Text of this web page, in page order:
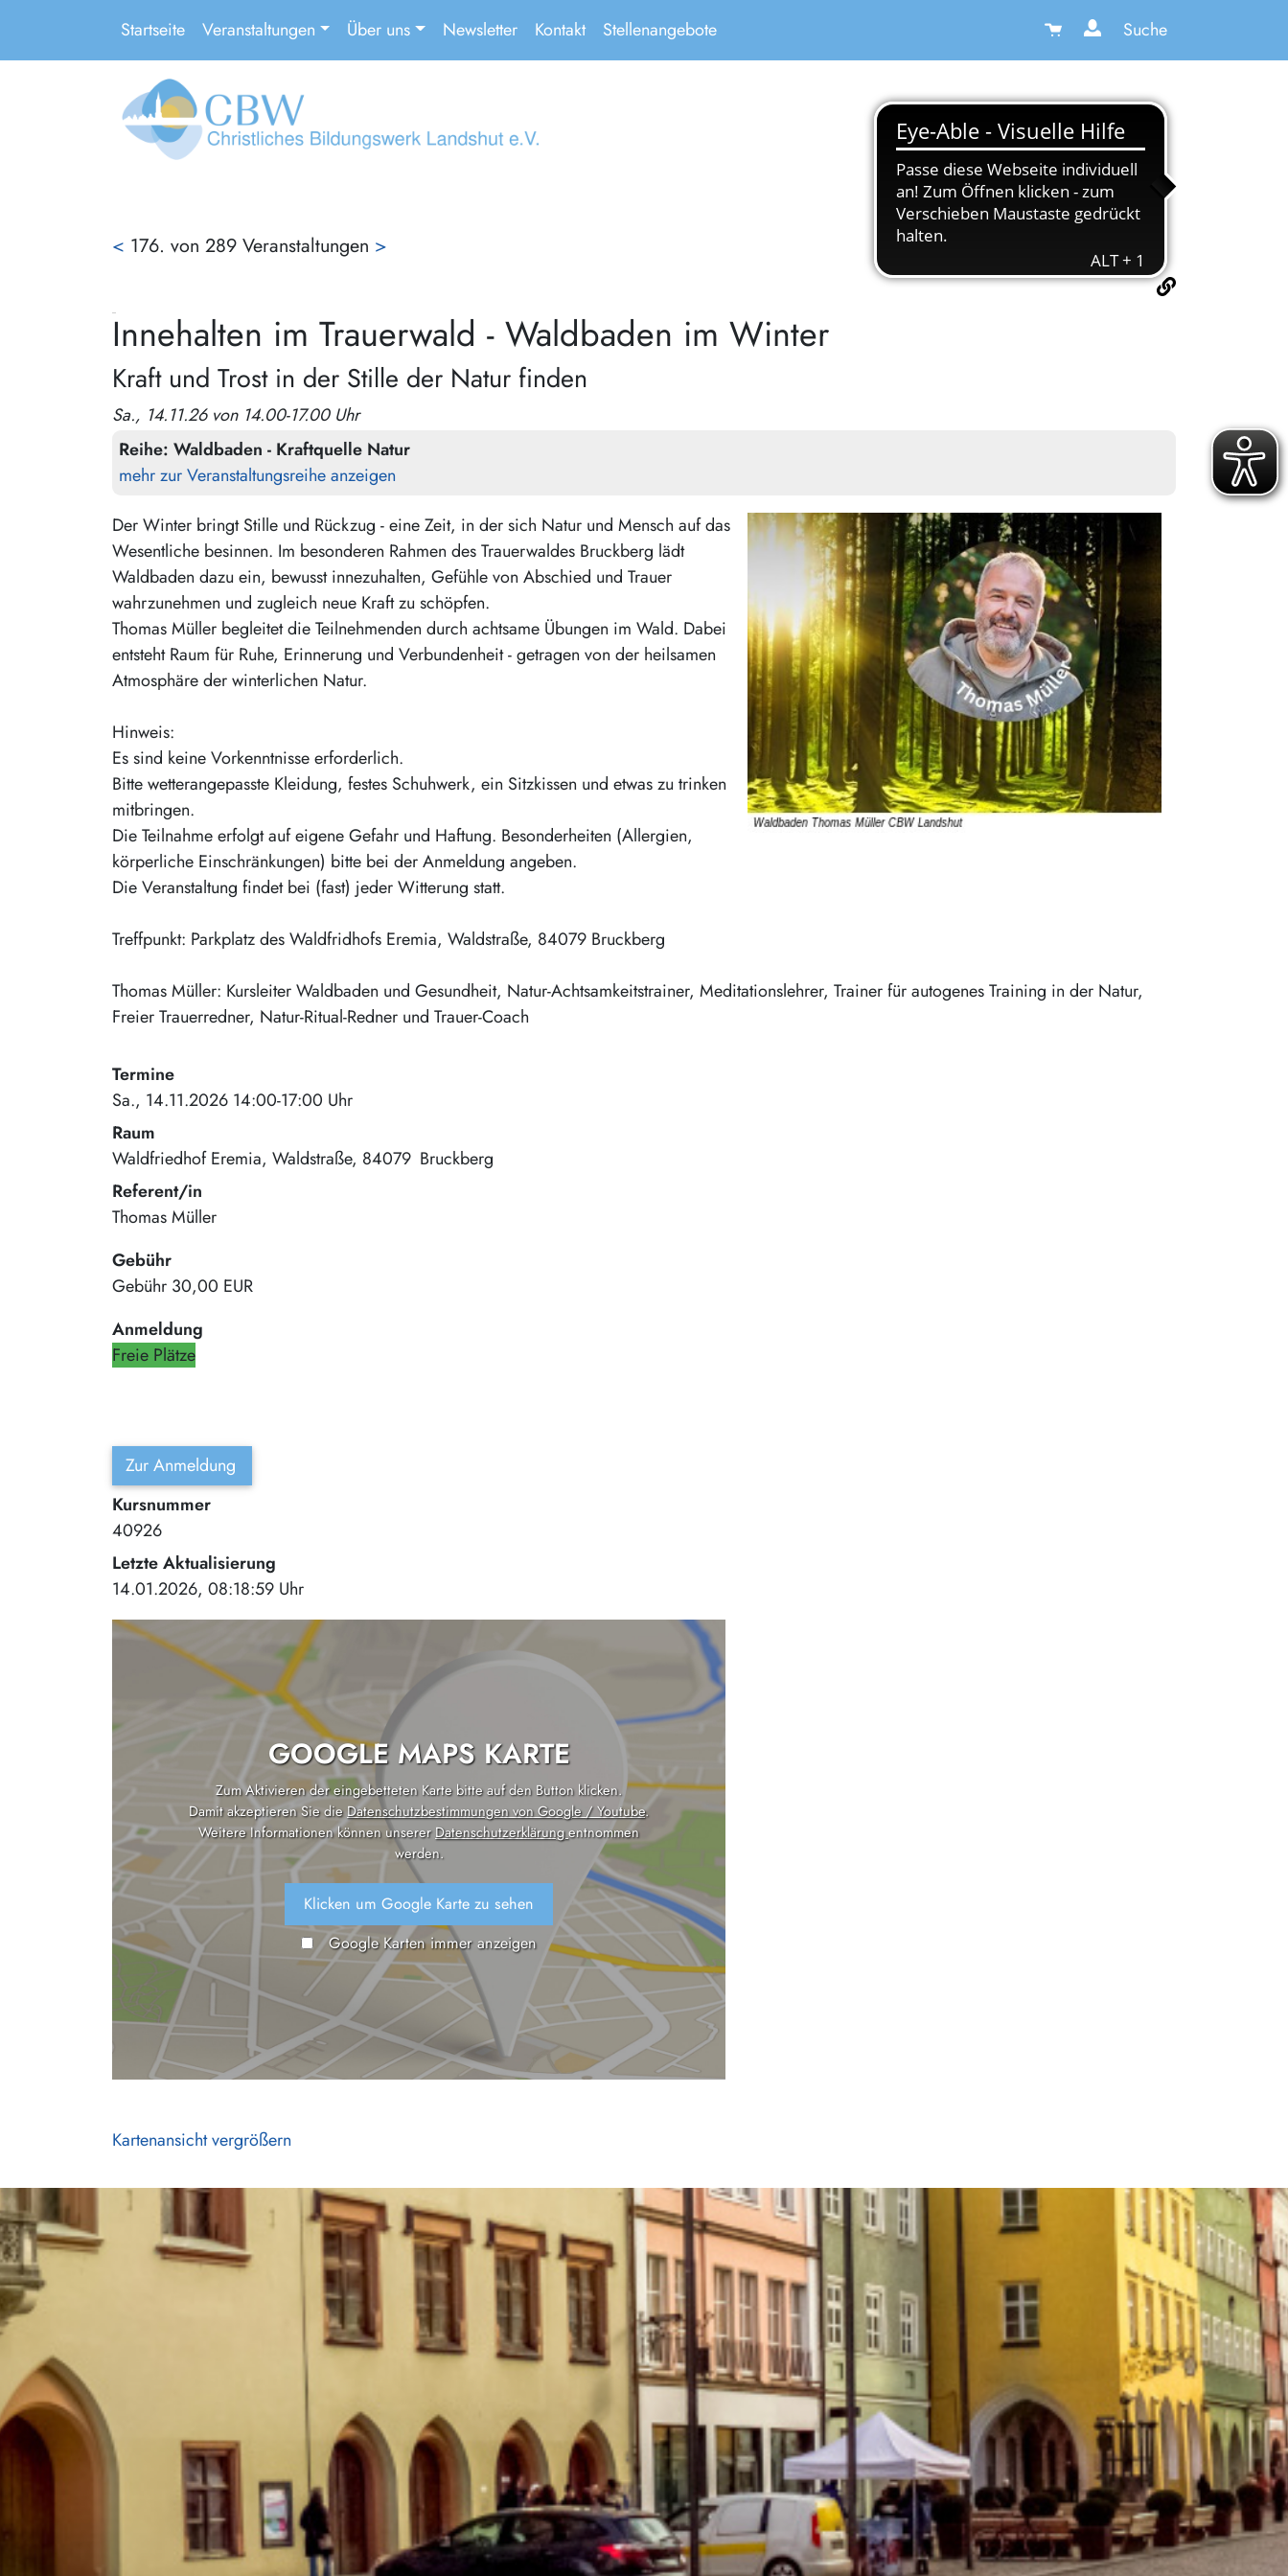
Startseite Veranstaltungen Über uns Newsletter Kontakt Stellenangebote Suche
< 176. von 289 Veranstaltungen >
Innehalten im Trauerwald - Waldbaden im Winter
Kraft und Trost in der Stille der Natur finden
Sa., 14.11.26 von 14.00-17.00 Uhr
Reihe: Waldbaden - Kraftquelle Natur
mehr zur Veranstaltungsreihe anzeigen
Der Winter bringt Stille und Rückzug - eine Zeit, in der sich Natur und Mensch auf das
Wesentliche besinnen. Im besonderen Rahmen des Trauerwaldes Bruckberg lädt
Waldbaden dazu ein, bewusst innezuhalten, Gefühle von Abschied und Trauer
wahrzunehmen und zugleich neue Kraft zu schöpfen.
Thomas Müller begleitet die Teilnehmenden durch achtsame Übungen im Wald. Dabei
entsteht Raum für Ruhe, Erinnerung und Verbundenheit - getragen von der heilsamen
Atmosphäre der winterlichen Natur.
Hinweis:
Es sind keine Vorkenntnisse erforderlich.
Bitte wetterangepasste Kleidung, festes Schuhwerk, ein Sitzkissen und etwas zu trinken
mitbringen.
Die Teilnahme erfolgt auf eigene Gefahr und Haftung. Besonderheiten (Allergien,
körperliche Einschränkungen) bitte bei der Anmeldung angeben.
Die Veranstaltung findet bei (fast) jeder Witterung statt.
Treffpunkt: Parkplatz des Waldfridhofs Eremia, Waldstraße, 84079 Bruckberg
Thomas Müller: Kursleiter Waldbaden und Gesundheit, Natur-Achtsamkeitstrainer, Meditationslehrer, Trainer für autogenes Training in der Natur,
Freier Trauerredner, Natur-Ritual-Redner und Trauer-Coach
Termine
Sa., 14.11.2026 14:00-17:00 Uhr
Raum
Waldfriedhof Eremia Waldstraße 84079 Bruckberg
Referent/in
Thomas Müller
Gebühr
Gebühr 30,00 EUR
Anmeldung
Freie Plätze
Zur Anmeldung
Kursnummer
40926
Letzte Aktualisierung
14.01.2026, 08:18:59 Uhr
GOOGLE MAPS KARTE
Zum Aktivieren der eingebetteten Karte bitte auf den Button klicken.
Damit akzeptieren Sie dieDatenschutzbestimmungen von Google / Youtube.
Weitere Informationen können unsererDatenschutzerklärungentnommen
werden.
Klicken um Google Karte zu sehen
Google Karten immer anzeigen
Kartenansicht vergrößern